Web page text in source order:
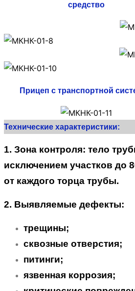
средство
Прицеп с транспортной
Технические характеристики:
1. Зона контроля: тело
исключением участков до
от каждого торца трубы.
2. Выявляемые дефекты:
трещины;
сквозные отверстия;
питинги;
язвенная коррозия;